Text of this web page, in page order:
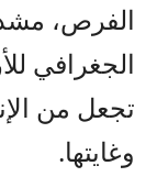
الفرص،
الجغرافي
تجعل من
وغايتها.